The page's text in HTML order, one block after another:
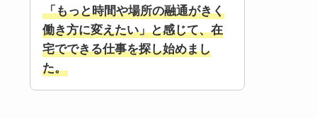
「もっと時間や場所の融通がきく
働き方に変えたい」と感じて、在
宅でできる仕事を探し始めまし
た。